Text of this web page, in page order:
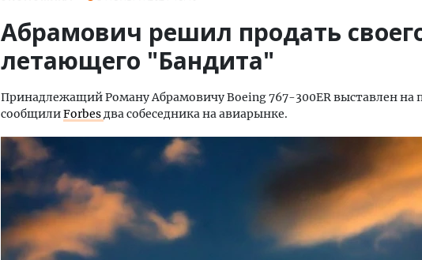
Абрамович решил продать
летающего "Бандита"
Принадлежащий Роману Абрамовичу Boeing 767-300ER выставлен на
сообщилиForbesдва собеседника на авиарынке.